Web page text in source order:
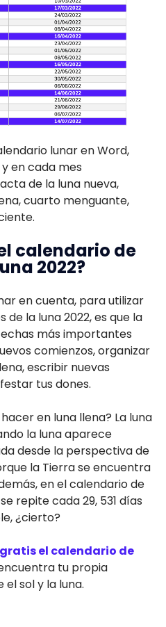
lunar en Word,
en cada mes
de la luna nueva,
cuarto menguante,
calendario de
2022?
en cuenta, para utilizar
de la luna 2022, es que la
más importantes
comienzos, organizar
escribir nuevas
tus dones.
en luna llena? La luna
la luna aparece
desde la perspectiva de
la Tierra se encuentra
en el calendario de
repite cada 29, 531 días
¿cierto?
el calendario de
tu propia
sol y la luna.